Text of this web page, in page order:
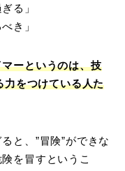
る」
き」
マーというのは、技
力をつけている人た
と、”冒険”ができな
を冒すというこ